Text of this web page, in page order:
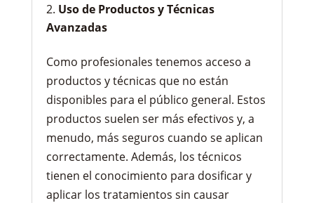
Uso de Productos y Técnicas
Avanzadas
Como profesionales tenemos acceso a
productos y técnicas que no están
disponibles para el público general. Estos
productos suelen ser más efectivos y, a
menudo, más seguros cuando se aplican
correctamente. Además, los técnicos
tienen el conocimiento para dosificar y
aplicar los tratamientos sin causar